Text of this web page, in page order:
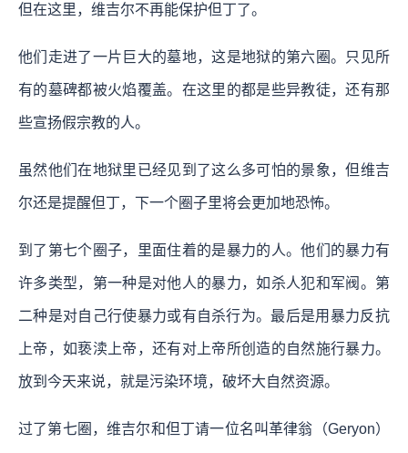
但在这里，维吉尔不再能保护但丁了。
他们走进了一片巨大的墓地，这是地狱的第六圈。只见所
有的墓碑都被火焰覆盖。在这里的都是些异教徒，还有那
些宣扬假宗教的人。
虽然他们在地狱里已经见到了这么多可怕的景象，但维吉
尔还是提醒但丁，下一个圈子里将会更加地恐怖。
到了第七个圈子，里面住着的是暴力的人。他们的暴力有
许多类型，第一种是对他人的暴力，如杀人犯和军阀。第
二种是对自己行使暴力或有自杀行为。最后是用暴力反抗​​
上帝，如亵渎上帝，还有对上帝所创造的自然施行暴力。
放到今天来说，就是污染环境，破坏大自然资源。
过了第七圈，维吉尔和但丁请一位名叫革律翁（Geryon）